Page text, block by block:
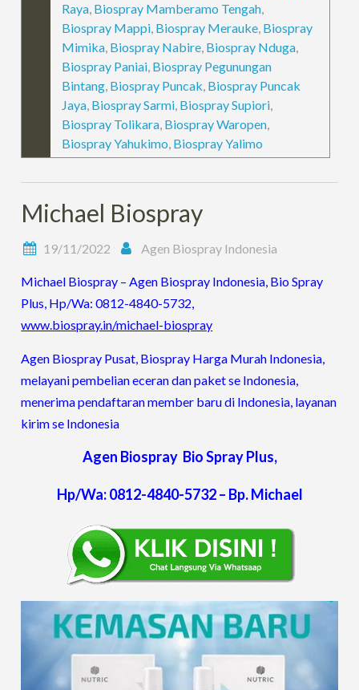
Raya, Biospray Mamberamo Tengah,
Biospray Mappi, Biospray Merauke, Biospray
Mimika, Biospray Nabire, Biospray Nduga,
Biospray Paniai, Biospray Pegunungan
Bintang, Biospray Puncak, Biospray Puncak
Jaya, Biospray Sarmi, Biospray Supiori,
Biospray Tolikara, Biospray Waropen,
Biospray Yahukimo, Biospray Yalimo
Michael Biospray
19/11/2022 Agen Biospray Indonesia
Michael Biospray – Agen Biospray Indonesia, Bio Spray
Plus, Hp/Wa: 0812-4840-5732,
www.biospray.in/michael-biospray
Agen Biospray Pusat, Biospray Harga Murah Indonesia,
melayani pembelian eceran dan paket se Indonesia,
menerima pendaftaran member baru di Indonesia, layanan
kirim se Indonesia
Agen Biospray Bio Spray Plus,
Hp/Wa: 0812-4840-5732 – Bp. Michael